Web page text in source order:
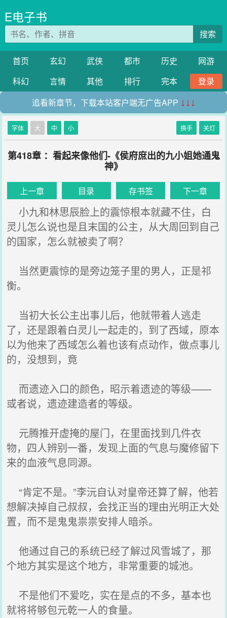
E电子书
搜索
首页 玄幻 武侠 都市 历史
网游
科幻
言情 其他 排行 完本
登录
追看新章节，下载本站客户端无广告APP ↓↓↓
字体 大 中 小 换手 关灯
第418章 ：看起来像他们-《侯府庶出的九小姐她通鬼
神》
上一章 目录 存书签 下一章
小九和林思辰脸上的震惊根本就藏不住，白
灵儿怎么说也是且末国的公主，从大周回到自己
的国家，怎么就被卖了啊？
当然更震惊的是旁边笼子里的男人，正是祁
衡。
当初大长公主出事儿后，他就带着人逃走
了，还是跟着白灵儿一起走的，到了西域，原本
以为他来了西域怎么着也该有点动作，做点事儿
的，没想到，竟
而遗迹入口的颜色，昭示着遗迹的等级——
或者说，遗迹建造者的等级。
元腾推开虚掩的屋门，在里面找到几件衣
物，四人辨别一番，发现上面的气息与魔修留下
来的血液气息同源。
“肯定不是。”李沅自认对皇帝还算了解，他若
想解决掉自己叔叔，会找正当的理由光明正大处
置，而不是鬼鬼祟祟安排人暗杀。
他通过自己的系统已经了解过风雪城了，那
个地方其实是这个地方，非常重要的城池。
不是他们不爱吃，实在是点的不多，基本也
就将将够包元乾一人的食量。